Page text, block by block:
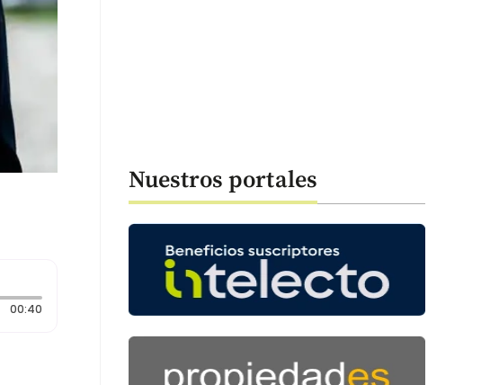
00:40Duración: 40 segundos
Nuestros portales